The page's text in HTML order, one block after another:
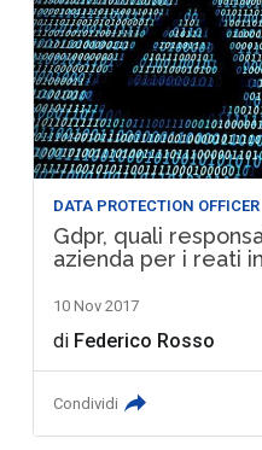
DATA PROTECTION OFFICER
Gdpr, quali
azienda per i reati
10 Nov 2017
di Federico Rosso
Condividi